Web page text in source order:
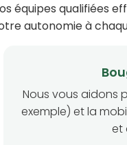
équipes qualifiées
autonomie à
Nous vous aidons
exemple) et la
et